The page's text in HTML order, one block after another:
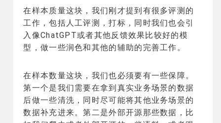
在样本质量这块，我们刚才提到有很多评测的
工作，包括人工评测，打标，同时我们也会引
入像ChatGPT或者其他反馈效果比较好的模
型，做一些润色和其他的辅助的完善工作。
在样本数量这块，我们也必须要有一些保障。
第一个是我们需要在拿到真实业务场景的数据
后做一些清洗，同时尽可能将其他业务场景的
数据补充进来。第二是外部开源那些数据，比